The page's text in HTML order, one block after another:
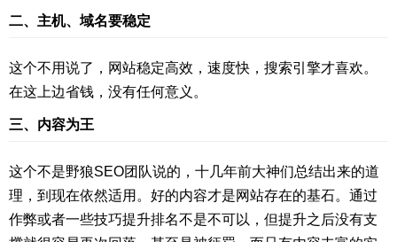
二、主机、域名要稳定
这个不用说了，网站稳定高效，速度快，搜索引擎才喜欢。
在这上边省钱，没有任何意义。
三、内容为王
这个不是野狼SEO团队说的，十几年前大神们总结出来的道
理，到现在依然适用。好的内容才是网站存在的基石。通过
作弊或者一些技巧提升排名不是不可以，但提升之后没有支